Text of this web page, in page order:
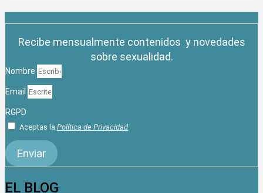
Recibe mensualmente contenidos y novedades
sobre sexualidad.
Nombre
Email
RGPD
Aceptas la Política de Privacidad
Enviar
EL BLOG